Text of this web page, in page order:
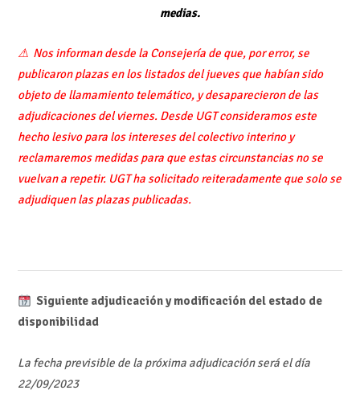
medias.
⚠ Nos informan desde la Consejería de que, por error, se
publicaron plazas en los listados del jueves que habían sido
objeto de llamamiento telemático, y desaparecieron de las
adjudicaciones del viernes. Desde UGT consideramos este
hecho lesivo para los intereses del colectivo interino y
reclamaremos medidas para que estas circunstancias no se
vuelvan a repetir. UGT ha solicitado reiteradamente que solo se
adjudiquen las plazas publicadas.
Siguiente adjudicación y modificación del estado de
disponibilidad
La fecha previsible de la próxima adjudicación será el día
22/09/2023